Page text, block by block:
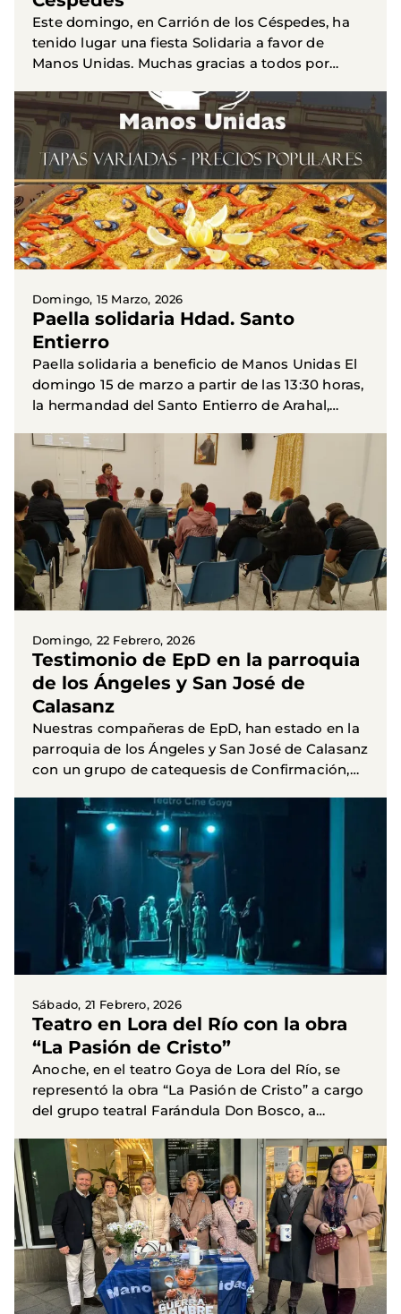
Este domingo, en Carrión de los Céspedes, ha
tenido lugar una fiesta Solidaria a favor de
Manos Unidas. Muchas gracias a todos por
Domingo, 15 Marzo, 2026
Paella solidaria Hdad. Santo
Entierro
Paella solidaria a beneficio de Manos Unidas El
domingo 15 de marzo a partir de las 13:30 horas,
la hermandad del Santo Entierro de Arahal,
la Campaña...
Domingo, 22 Febrero, 2026
Testimonio de EpD en la parroquia
de los Ángeles y San José de
Calasanz
Nuestras compañeras de EpD, han estado en la
parroquia de los Ángeles y San José de Calasanz
con un grupo de catequesis de Confirmación,
qué es Manos Unidas...
Sábado, 21 Febrero, 2026
Teatro en Lora del Río con la obra
“La Pasión de Cristo”
Anoche, en el teatro Goya de Lora del Río, se
representó la obra “La Pasión de Cristo” a cargo
del grupo teatral Farándula Don Bosco, a
presentes el alcalde de...